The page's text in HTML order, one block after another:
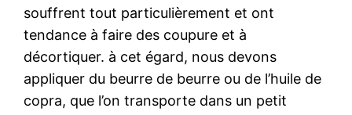
souffrent tout particulièrement et ont
tendance à faire des coupure et à
décortiquer. à cet égard, nous devons
appliquer du beurre de beurre ou de l’huile de
copra, que l’on transporte dans un petit